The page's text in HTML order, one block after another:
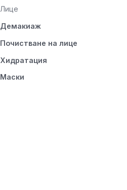
Лице
Демакиаж
Почистване на лице
Хидратация
Маски